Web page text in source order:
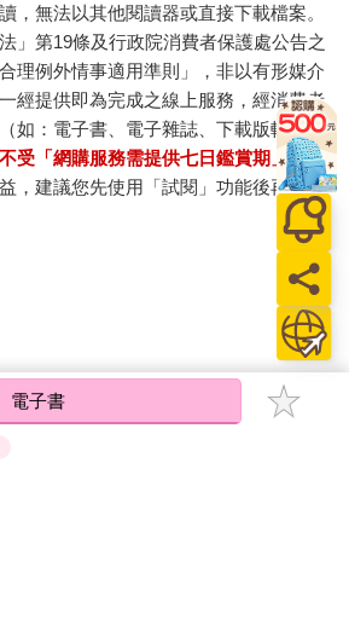
，無法以其他閱讀器或直接下載檔案。
」第19條及行政院消費者保護處公告之
理例外情事適用準則」，非以有形媒介
經提供即為完成之線上服務，經消費者
如：電子書、電子雜誌、下載版軟體、
不受「網購服務需提供七日鑑賞期」的限
，建議您先使用「試閱」功能後再付款
電子書